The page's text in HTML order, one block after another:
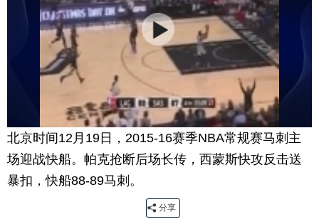
北京时间12月19日，2015-16赛季NBA常规赛马刺主
场迎战快船。帕克抢断后场长传，西蒙斯快攻反击送
暴扣，快船88-89马刺。
分享